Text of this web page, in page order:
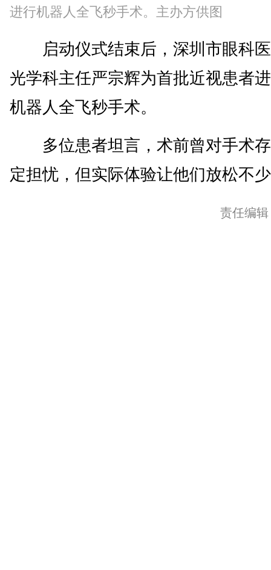
进行机器人全飞秒手术。主办方供图
启动仪式结束后，深圳市眼科
光学科主任严宗辉为首批近视患者
机器人全飞秒手术。
多位患者坦言，术前曾对手术
定担忧，但实际体验让他们放松不
责任编